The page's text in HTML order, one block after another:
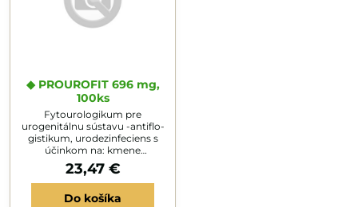
◆ PROUROFIT 696 mg,
100ks
Fytourologikum pre
urogenitálnu sústavu -antiflo-
gistikum, urodezinfeciens s
účinkom na: kmene
Citrobacter, Enterobacter,
Escherichia, Klebsiella,
Pseudomonas,
Staphylococcus, Ureaplazma,
23,47 €
Do košíka